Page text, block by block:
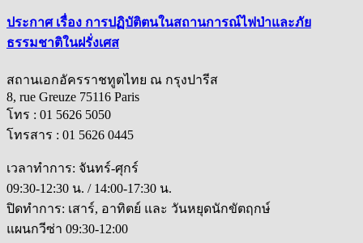
ประกาศ เรื่อง การปฏิบัติตนในสถานการณ์ไฟป่าและภัย
ธรรมชาติในฝรั่งเศส
สถานเอกอัครราชทูตไทย ณ กรุงปารีส
8, rue Greuze 75116 Paris
โทร : 01 5626 5050
โทรสาร : 01 5626 0445
เวลาทำการ: จันทร์-ศุกร์
09:30-12:30 น. / 14:00-17:30 น.
ปิดทำการ: เสาร์, อาทิตย์ และ วันหยุดนักขัตฤกษ์
แผนกวีซ่า 09:30-12:00